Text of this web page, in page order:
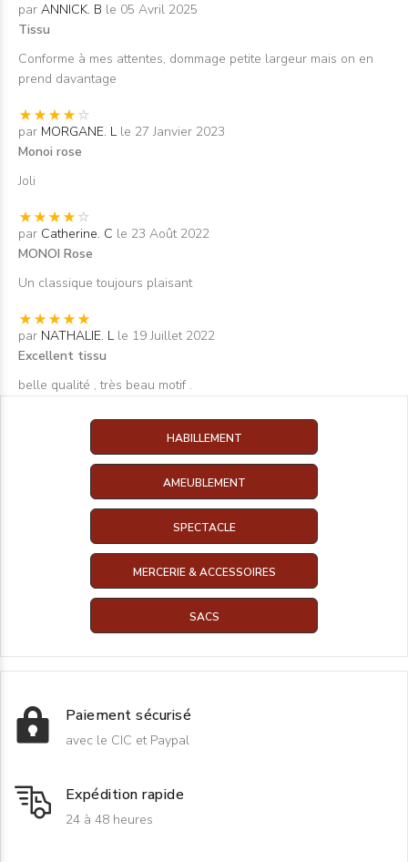
par ANNICK. B le 05 Avril 2025
Tissu
Conforme à mes attentes, dommage petite largeur mais on en
prend davantage
par MORGANE. L le 27 Janvier 2023
Monoi rose
Joli
par Catherine. C le 23 Août 2022
MONOI Rose
Un classique toujours plaisant
par NATHALIE. L le 19 Juillet 2022
Excellent tissu
belle qualité , très beau motif .
HABILLEMENT
AMEUBLEMENT
SPECTACLE
MERCERIE & ACCESSOIRES
SACS
Paiement sécurisé
avec le CIC et Paypal
Expédition rapide
24 à 48 heures